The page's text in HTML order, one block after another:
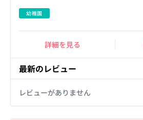
幼稚園
詳細を見る
最新のレビュー
レビューがありません